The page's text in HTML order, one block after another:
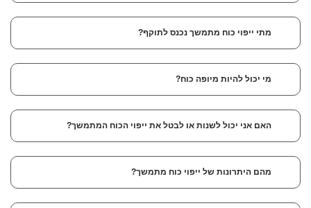
מתי ייפוי כוח מתמשך נכנס לתוקף?
מי יכול להיות מיופה כוח?
האם אני יכול לשנות או לבטל את ייפוי הכוח המתמשך?
מהם היתרונות של ייפוי כוח מתמשך?